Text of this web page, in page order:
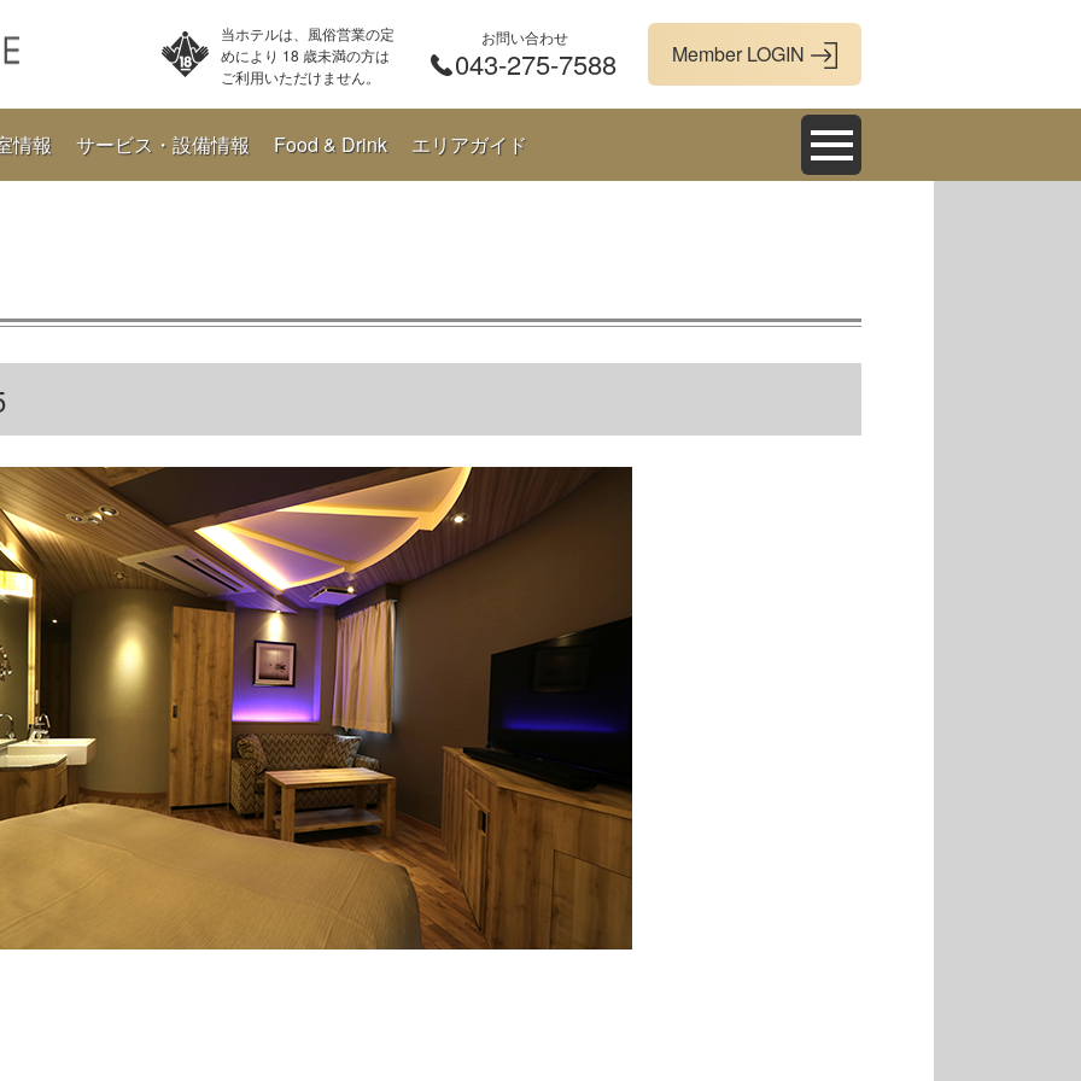
当ホテルは、風俗営業の定
めにより 18 歳未満の方は
ご利用いただけません。
お問い合わせ
043-275-7588
情報 サービス・設備情報 Food & Drink エリアガイド